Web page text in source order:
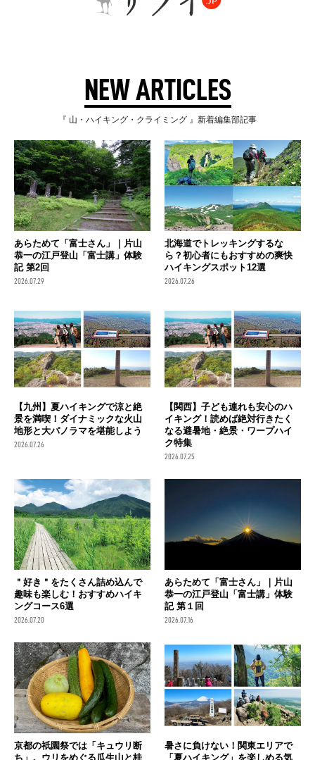
NEW ARTICLES
『 山・ハイキング・クライミング 』新着編集部記事
あらためて「富士さん」｜片山
恭一の江戸登山「富士講」体験
記 第2回
2026.07.29
北海道でトレッキングするな
ら？初心者にもおすすめの爽快
ハイキングスポット12選
2026.07.26
【九州】夏ハイキングで涼と絶
景を満喫！ダイナミックな火山
地形と大パノラマを堪能しよう
2026.07.26
【関西】子ども連れも安心のハ
イキング！読めば絶対行きたく
なる避暑地・絶景・ワープハイ
ク特集
2026.07.25
＂好き＂をたくさん詰め込んで
趣味も楽しむ！おすすめハイキ
ングコース6選
2026.07.20
あらためて「富士さん」｜片山
恭一の江戸登山「富士講」体験
記 第１回
2026.07.16
京都の祇園祭では「キュウリ断
ち」。ウリをめぐる瓜生山と桂
暑さに負けない！関東エリアで
「夏ハイキング」を楽しめる気